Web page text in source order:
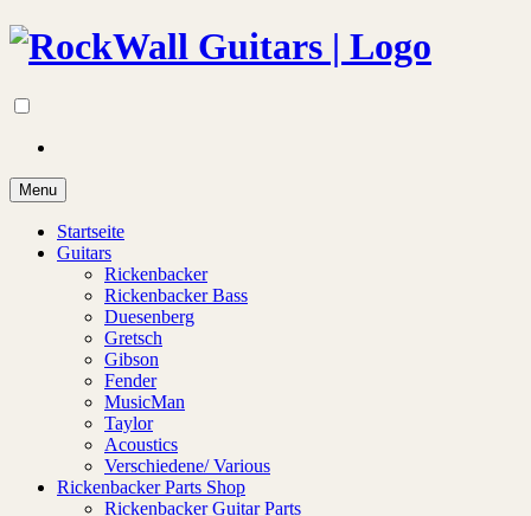
Menu
Startseite
Guitars
Rickenbacker
Rickenbacker Bass
Duesenberg
Gretsch
Gibson
Fender
MusicMan
Taylor
Acoustics
Verschiedene/ Various
Rickenbacker Parts Shop
Rickenbacker Guitar Parts